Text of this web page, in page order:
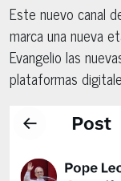
Este nuevo canal
marca una nueva
Evangelio las
plataformas